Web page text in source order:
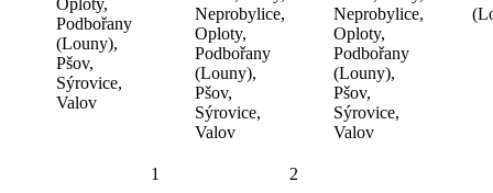
Oploty,
Podbořany
(Louny),
Pšov,
Sýrovice,
Valov
Neprobylice,
Oploty,
Podbořany
(Louny),
Pšov,
Sýrovice,
Valov
Neprobylice,
Oploty,
Podbořany
(Louny),
Pšov,
Sýrovice,
Valov
1
2